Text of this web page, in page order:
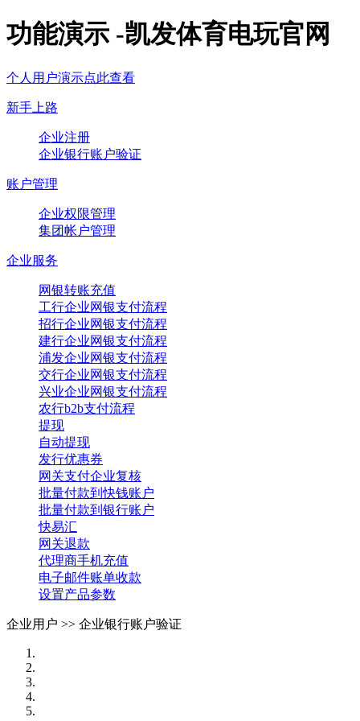
功能演示 -凯发体育电玩官网
个人用户演示点此查看
新手上路
企业注册
企业银行账户验证
账户管理
企业权限管理
集团帐户管理
企业服务
网银转账充值
工行企业网银支付流程
招行企业网银支付流程
建行企业网银支付流程
浦发企业网银支付流程
交行企业网银支付流程
兴业企业网银支付流程
农行b2b支付流程
提现
自动提现
发行优惠券
网关支付企业复核
批量付款到快钱账户
批量付款到银行账户
快易汇
网关退款
代理商手机充值
电子邮件账单收款
设置产品参数
企业用户 >> 企业银行账户验证